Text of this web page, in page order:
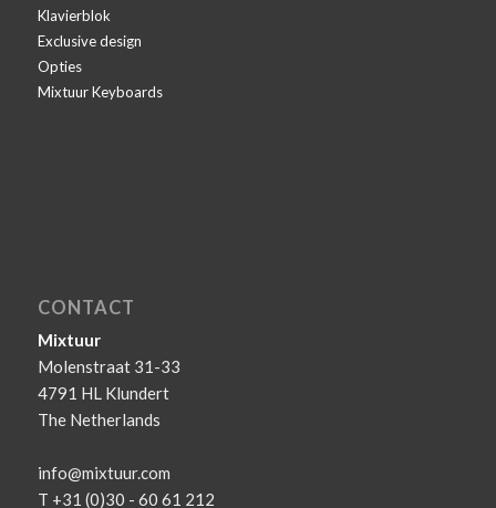
Klavierblok
Exclusive design
Opties
Mixtuur Keyboards
CONTACT
Mixtuur
Molenstraat 31-33
4791 HL Klundert
The Netherlands
info@mixtuur.com
T +31 (0)30 - 60 61 212